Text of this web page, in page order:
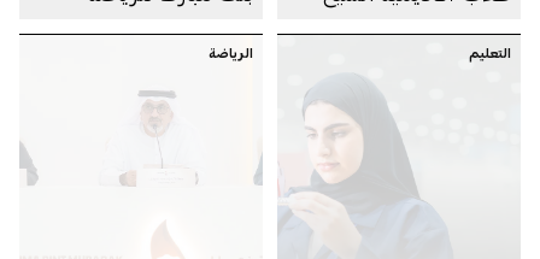
الأولى من بطولة البولينج
الدولية للسيدات تزامناً
مع افتتاح صالة البولينج
التعليم الرياضة